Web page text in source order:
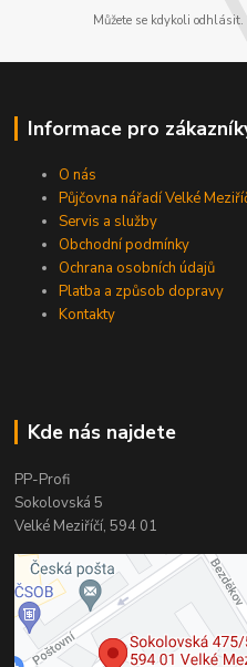
Můžete se kdykoli
Informace pro
O nás
Půjčovna nářadí Velké
Servis a služby
Obchodní podmínky
Ochrana osobních údajů
Platba a způsob dopravy
Kontakty
Kde nás najdete
PP-Profi
Sokolovská 5
Velké Meziříčí, 594 01